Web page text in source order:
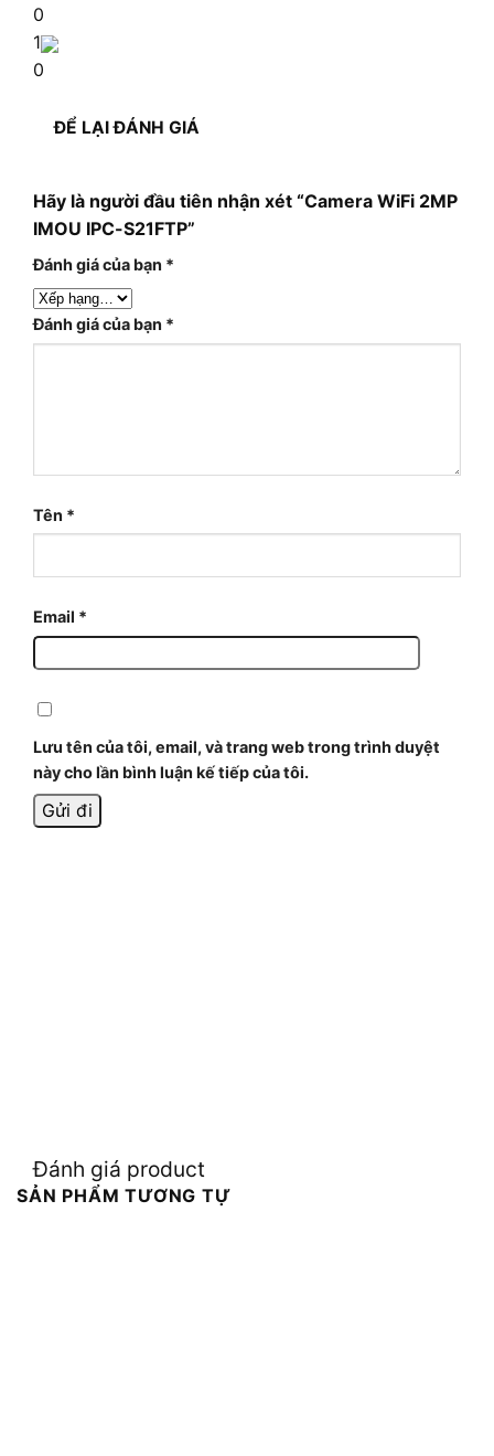
0
1
0
ĐỂ LẠI ĐÁNH GIÁ
Hãy là người đầu tiên nhận xét “Camera WiFi 2MP
IMOU IPC-S21FTP”
Đánh giá của bạn *
Đánh giá của bạn *
Tên *
Email *
Lưu tên của tôi, email, và trang web trong trình duyệt
này cho lần bình luận kế tiếp của tôi.
Đánh giá product
SẢN PHẨM TƯƠNG TỰ